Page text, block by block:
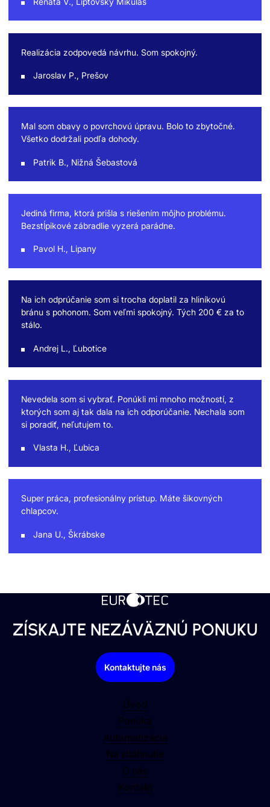
Realizácia zodpovedá návrhu. Som spokojný.
Jaroslav P., Prešov
Mal som obavy o povrchovú úpravu. Bolo to zbytočné.
Všetko dodržali podľa dohody.
Patrik B., Nižná Šebastová
Jediná firma, ktorá prišla s riešením môjho problému.
Bezstĺpikové zábradlie vyzerá parádne.
Pavol H., Lipany
Na ich odprúčanie som si trocha doplatil za hliníkovú
bránu s pohonom. Som veľmi spokojný. Tých 200 € za to
stálo.
Andrej L., Ľubotice
Nevedela som si vybrať. Ponúkli mi mnoho možností, z
ktorých som aj tak dala na ich odporúčanie. Nechala som
si poradiť, neľutujem to.
Vlasta H., Ľubica
Super práca, profesionálny prístup. Máte šikovných
chlapcov.
Jana U., Škrábske
ZÍSKAJTE NEZÁVÄZNÚ PONUKU
Kontaktujte nás
Úvod
Ponuka
Automatizácia
Na stiahnutie
O nás
Kontakt